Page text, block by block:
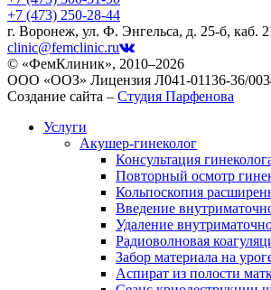
+7 (473) 250-28-44
г. Воронеж, ул. Ф. Энгельса, д. 25-б, каб.
clinic@femclinic.ru
© «ФемКлиник», 2010–2026
ООО «ООЗ» Лицензия Л041-01136-36/
Создание сайта – Студия Парфенова
Услуги
Акушер-гинеколог
Консультация
Повторный осмотр
Кольпоскопия
Введение
Удаление
Радиоволновая
Забор материала на
Аспират из полости